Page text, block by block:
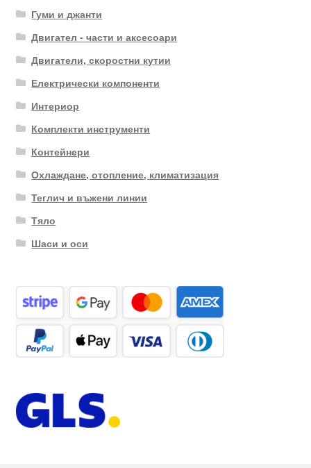
Гуми и джанти
Двигател - части и аксесоари
Двигатели, скоростни кутии
Електрически компоненти
Интериор
Комплекти инструменти
Контейнери
Охлаждане, отопление, климатизация
Теглич и въжени линии
Тяло
Шаси и оси